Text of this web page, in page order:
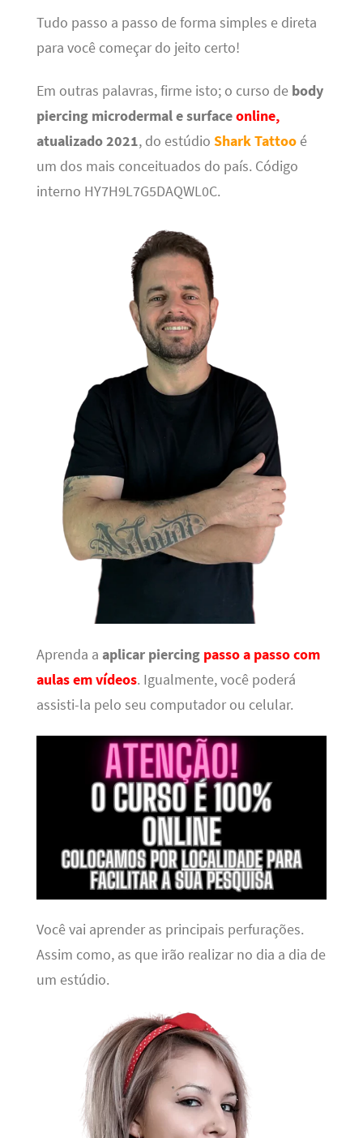
Tudo passo a passo de forma simples e direta
para você começar do jeito certo!
Em outras palavras, firme isto; o curso de body
piercing microdermal e surfaceonline,
atualizado 2021, do estúdio Shark Tattooé
um dos mais conceituados do país. Código
interno HY7H9L7G5DAQWL0C.
Aprenda a aplicar piercing passo a passo com
aulas em vídeos. Igualmente, você poderá
assisti-la pelo seu computador ou celular.
Você vai aprender as principais perfurações.
Assim como, as que irão realizar no dia a dia de
um estúdio.